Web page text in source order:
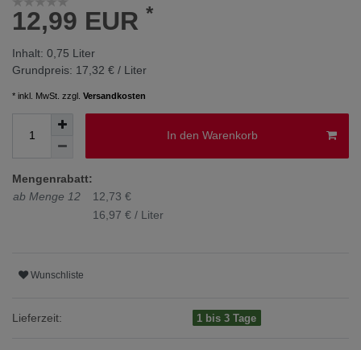
12,99 EUR *
Inhalt: 0,75 Liter
Grundpreis: 17,32 € / Liter
* inkl. MwSt. zzgl. Versandkosten
In den Warenkorb
Mengenrabatt:
ab Menge 12
12,73 €
16,97 € / Liter
Wunschliste
Lieferzeit: 1 bis 3 Tage